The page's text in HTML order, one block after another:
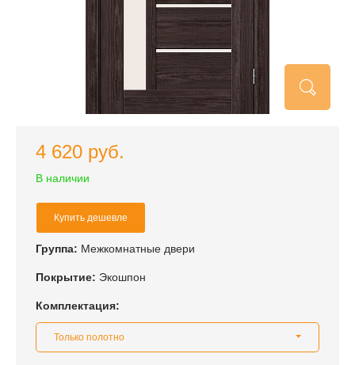
4 620 руб.
В наличии
Купить дешевле
Группа: Межкомнатные двери
Покрытие: Экошпон
Комплектация:
Только полотно